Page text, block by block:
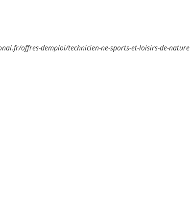
offres-demploi/technicien-ne-sports-et-loisirs-de-nature